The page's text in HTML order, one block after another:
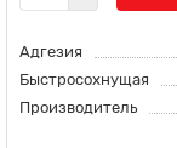
Адгезия
Быстросохнущая
Производитель